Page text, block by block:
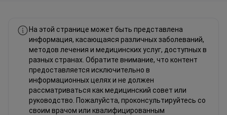
На этой странице может быть представлена
информация, касающаяся различных заболеваний,
методов лечения и медицинских услуг, доступных в
разных странах. Обратите внимание, что контент
предоставляется исключительно в
информационных целях и не должен
рассматриваться как медицинский совет или
руководство. Пожалуйста, проконсультируйтесь со
своим врачом или квалифицированным